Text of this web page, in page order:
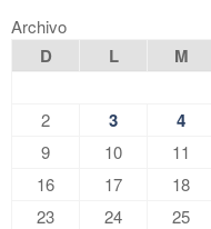
Archivo
D L M
2 3 4
9
10 11
16
17 18
23
24 25